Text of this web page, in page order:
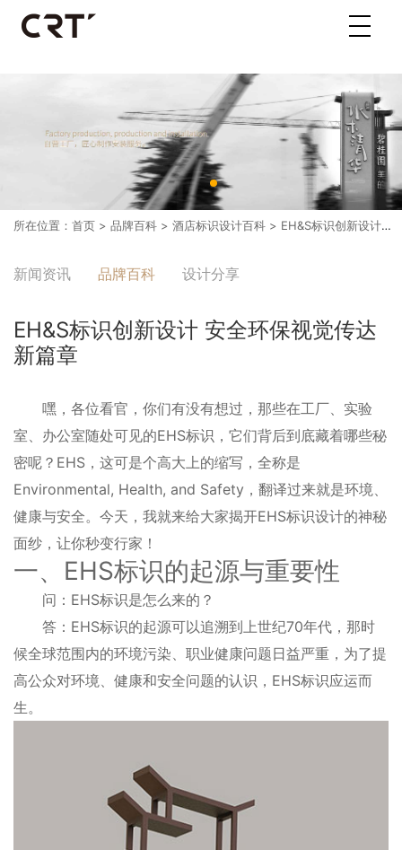
所在位置： 首页 > 品牌百科 > 酒店标识设计百科 > EH&S标识创新设计 安全环保视觉传达新篇章
新闻资讯 品牌百科 设计分享
EH&S标识创新设计 安全环保视觉传达
新篇章
嘿，各位看官，你们有没有想过，那些在工厂、实验
室、办公室随处可见的EHS标识，它们背后到底藏着哪些秘
密呢？EHS，这可是个高大上的缩写，全称是
Environmental, Health, and Safety，翻译过来就是环境、
健康与安全。今天，我就来给大家揭开EHS标识设计的神秘
面纱，让你秒变行家！
一、EHS标识的起源与重要性
问：EHS标识是怎么来的？
答：EHS标识的起源可以追溯到上世纪70年代，那时
候全球范围内的环境污染、职业健康问题日益严重，为了提
高公众对环境、健康和安全问题的认识，EHS标识应运而
生。